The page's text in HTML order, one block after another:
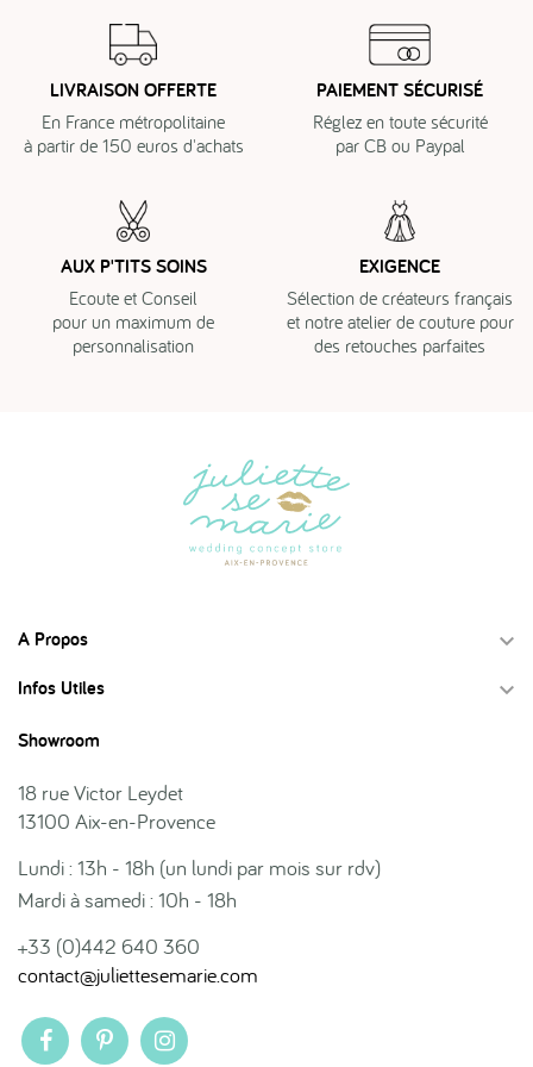
LIVRAISON OFFERTE
En France métropolitaine
à partir de 150 euros d'achats
PAIEMENT SÉCURISÉ
Réglez en toute sécurité
par CB ou Paypal
AUX P'TITS SOINS
Ecoute et Conseil
pour un maximum de
personnalisation
EXIGENCE
Sélection de créateurs français
et notre atelier de couture pour
des retouches parfaites
A Propos 
Infos Utiles 
Showroom
18 rue Victor Leydet
13100 Aix-en-Provence
Lundi : 13h - 18h (un lundi par mois sur rdv)
Mardi à samedi : 10h - 18h
+33 (0)442 640 360
contact@juliettesemarie.com